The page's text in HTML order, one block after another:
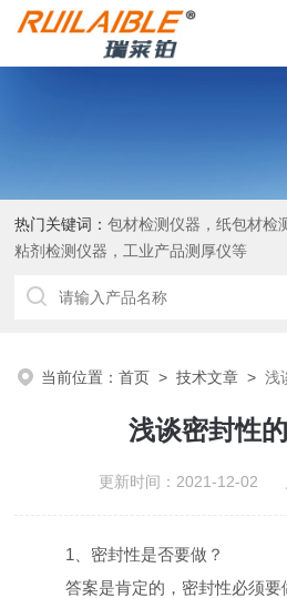
热门关键词：包材检测仪器，纸包材检
粘剂检测仪器，工业产品测厚仪等
当前位置：首页 >技术文章 >浅
浅谈密封性
更新时间：2021-12-02
1、密封性是否要做？
答案是肯定的，密封性必须要